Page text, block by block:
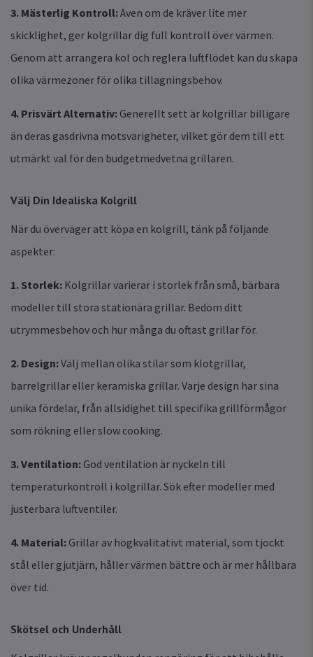
3. Mästerlig Kontroll:Även om de kräver lite mer
skicklighet, ger kolgrillar dig full kontroll över värmen.
Genom att arrangera kol och reglera luftflödet kan du skapa
olika värmezoner för olika tillagningsbehov.
4. Prisvärt Alternativ: Generellt sett är kolgrillar billigare
än deras gasdrivna motsvarigheter, vilket gör dem till ett
utmärkt val för den budgetmedvetna grillaren.
Välj Din Idealiska Kolgrill
När du överväger att köpa en kolgrill, tänk på följande
aspekter:
1. Storlek: Kolgrillar varierar i storlek från små, bärbara
modeller till stora stationära grillar. Bedöm ditt
utrymmesbehov och hur många du oftast grillar för.
2. Design:Välj mellan olika stilar som klotgrillar,
barrelgrillar eller keramiska grillar. Varje design har sina
unika fördelar, från allsidighet till specifika grillförmågor
som rökning eller slow cooking.
3. Ventilation: God ventilation är nyckeln till
temperaturkontroll i kolgrillar. Sök efter modeller med
justerbara luftventiler.
4. Material: Grillar av högkvalitativt material, som tjockt
stål eller gjutjärn, håller värmen bättre och är mer hållbara
över tid.
Skötsel och Underhåll